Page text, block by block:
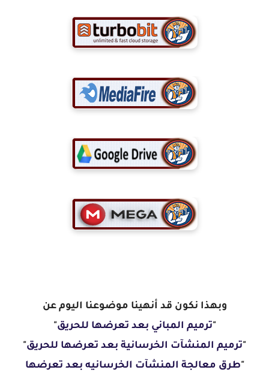
وبهذا نكون قد أنهينا موضوعنا اليوم عن
"ترميم المباني بعد تعرضها للحريق"
"ترميم المنشآت الخرسانية بعد تعرضها للحريق"
"طرق معالجة المنشآت الخرسانيه بعد تعرضها